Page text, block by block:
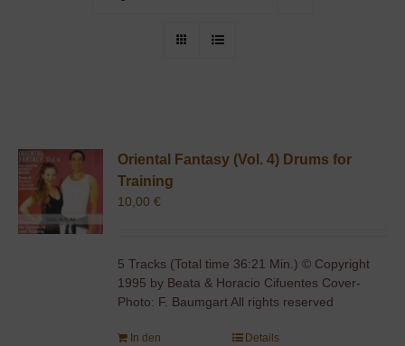
Oriental Fantasy (Vol. 4) Drums for
Training
10,00€
5 Tracks (Total time 36:21 Min.) © Copyright
1995 by Beata & Horacio Cifuentes Cover-
Photo: F. Baumgart All rights reserved
In den
Details